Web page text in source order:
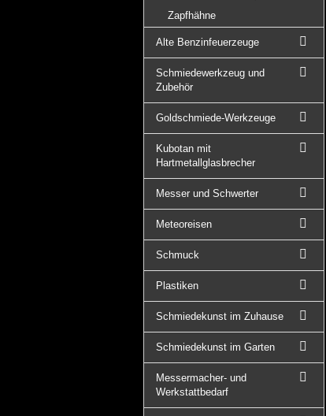
Zapfhähne
Alte Benzinfeuerzeuge
Schmiedewerkzeug und
Zubehör
Goldschmiede-Werkzeuge
Kubotan mit
Hartmetallglasbrecher
Messer und Schwerter
Meteoreisen
Schmuck
Plastiken
Schmiedekunst im Zuhause
Schmiedekunst im Garten
Messermacher- und
Werkstattbedarf